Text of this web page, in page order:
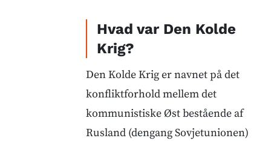
Hvad var Den Kolde
Krig?
Den Kolde Krig er navnet på det
konfliktforhold mellem det
kommunistiske Øst bestående af
Rusland (dengang Sovjetunionen)